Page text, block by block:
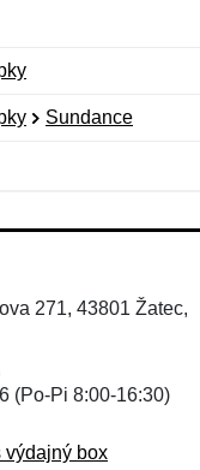
Sundance
271, 43801 Žatec,
(Po-Pi 8:00-16:30)
výdajný box